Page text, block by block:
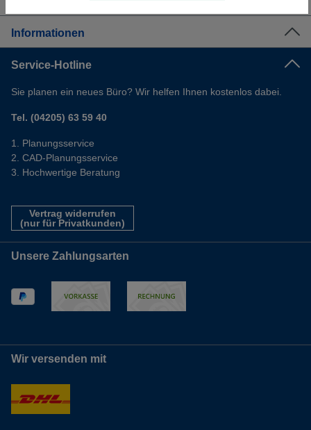
Informationen
Service-Hotline
Sie planen ein neues Büro? Wir helfen Ihnen kostenlos dabei.
Tel. (04205) 63 59 40
Planungsservice
CAD-Planungsservice
Hochwertige Beratung
Vertrag widerrufen
(nur für Privatkunden)
Unsere Zahlungsarten
Wir versenden mit